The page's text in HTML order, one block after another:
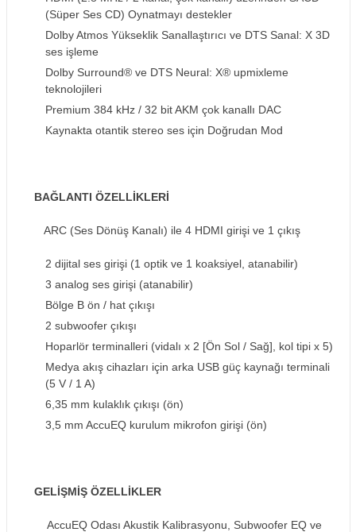
(Süper Ses CD) Oynatmayı destekler
Dolby Atmos Yükseklik Sanallaştırıcı ve DTS Sanal: X 3D
ses işleme
Dolby Surround® ve DTS Neural: X® upmixleme
teknolojileri
Premium 384 kHz / 32 bit AKM çok kanallı DAC
Kaynakta otantik stereo ses için Doğrudan Mod
BAĞLANTI ÖZELLİKLERİ
ARC (Ses Dönüş Kanalı) ile 4 HDMI girişi ve 1 çıkış
2 dijital ses girişi (1 optik ve 1 koaksiyel, atanabilir)
3 analog ses girişi (atanabilir)
Bölge B ön / hat çıkışı
2 subwoofer çıkışı
Hoparlör terminalleri (vidalı x 2 [Ön Sol / Sağ], kol tipi x 5)
Medya akış cihazları için arka USB güç kaynağı terminali
(5 V / 1 A)
6,35 mm kulaklık çıkışı (ön)
3,5 mm AccuEQ kurulum mikrofon girişi (ön)
GELİŞMİŞ ÖZELLİKLER
AccuEQ Odası Akustik Kalibrasyonu, Subwoofer EQ ve